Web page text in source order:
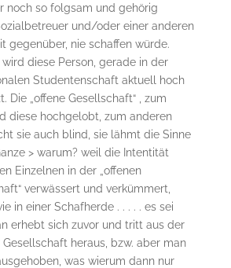
noch so folgsam und gehörig
und/oder einer anderen
gegenüber, nie schaffen würde.
wird diese Person, gerade in der
Studentenschaft aktuell hoch
Die „offene Gesellschaft“ , zum
diese hochgelobt, zum anderen
sie auch blind, sie lähmt die Sinne
> warum? weil die Intentität
Einzelnen in der „offenen
verwässert und verkümmert,
in einer Schafherde . . . . . es sei
erhebt sich zuvor und tritt aus der
Gesellschaft heraus, bzw. aber man
was wierum dann nur